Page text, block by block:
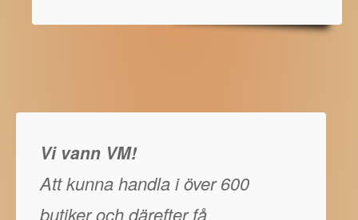
Vi vann VM!
Att kunna handla i över 600
butiker och därefter få